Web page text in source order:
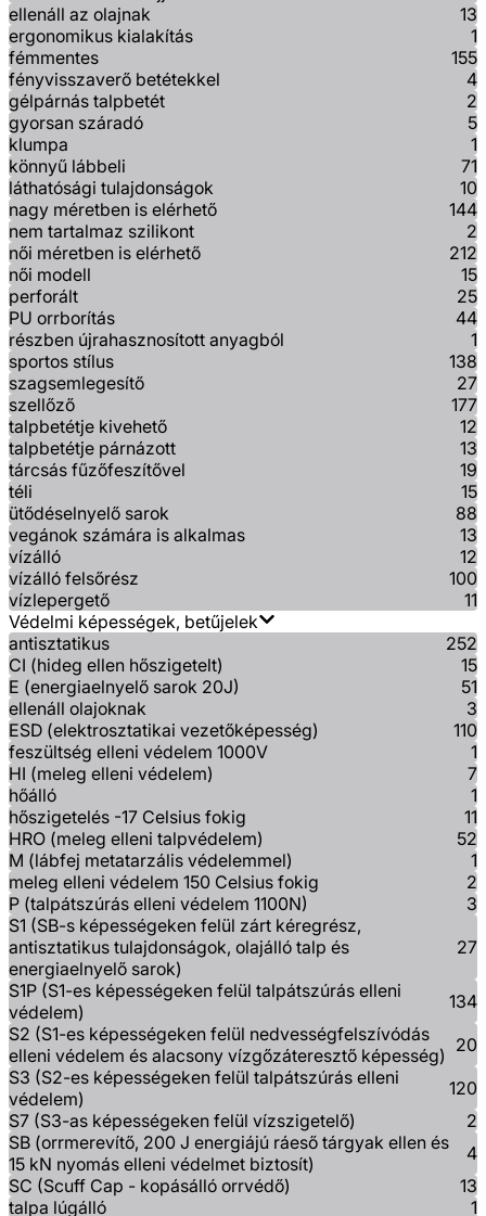
ellenáll az olajnak
13
ergonomikus kialakítás
1
fémmentes
155
fényvisszaverő betétekkel
4
gélpárnás talpbetét
2
gyorsan száradó
5
klumpa
1
könnyű lábbeli
71
láthatósági tulajdonságok
10
nagy méretben is elérhető
144
nem tartalmaz szilikont
2
női méretben is elérhető
212
női modell
15
perforált
25
PU orrborítás
44
részben újrahasznosított anyagból
1
sportos stílus
138
szagsemlegesítő
27
szellőző
177
talpbetétje kivehető
12
talpbetétje párnázott
13
tárcsás fűzőfeszítővel
19
téli
15
ütődéselnyelő sarok
88
vegánok számára is alkalmas
13
vízálló
12
vízálló felsőrész
100
vízlepergető
11
Védelmi képességek, betűjelek
antisztatikus
252
CI (hideg ellen hőszigetelt)
15
E (energiaelnyelő sarok 20J)
51
ellenáll olajoknak
3
ESD (elektrosztatikai vezetőképesség)
110
feszültség elleni védelem 1000V
1
HI (meleg elleni védelem)
7
hőálló
1
hőszigetelés -17 Celsius fokig
11
HRO (meleg elleni talpvédelem)
52
M (lábfej metatarzális védelemmel)
1
meleg elleni védelem 150 Celsius fokig
2
P (talpátszúrás elleni védelem 1100N)
3
S1 (SB-s képességeken felül zárt kéregrész,
antisztatikus tulajdonságok, olajálló talp és
energiaelnyelő sarok)
27
S1P (S1-es képességeken felül talpátszúrás elleni
védelem)
134
S2 (S1-es képességeken felül nedvességfelszívódás
elleni védelem és alacsony vízgőzáteresztő képesség) 20
S3 (S2-es képességeken felül talpátszúrás elleni
védelem)
120
S7 (S3-as képességeken felül vízszigetelő)
2
SB (orrmerevítő, 200 J energiájú ráeső tárgyak ellen és
15 kN nyomás elleni védelmet biztosít)
4
SC (Scuff Cap - kopásálló orrvédő)
13
talpa lúgálló
1